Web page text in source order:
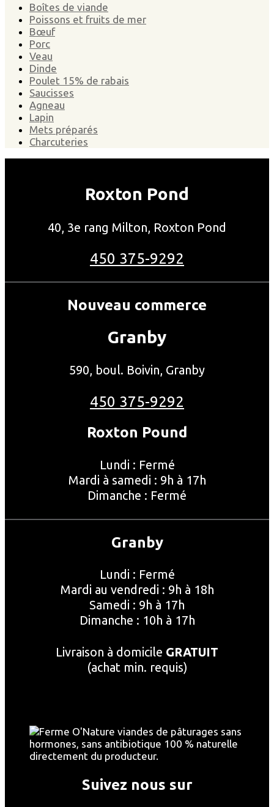
Boîtes de viande
Poissons et fruits de mer
Bœuf
Porc
Veau
Dinde
Poulet 15% de rabais
Saucisses
Agneau
Lapin
Mets préparés
Charcuteries
Roxton Pond
40, 3e rang Milton, Roxton Pond
450 375-9292
Nouveau commerce
Granby
590, boul. Boivin, Granby
450 375-9292
Roxton Pound
Lundi : Fermé
Mardi à samedi : 9h à 17h
Dimanche : Fermé
Granby
Lundi : Fermé
Mardi au vendredi : 9h à 18h
Samedi : 9h à 17h
Dimanche : 10h à 17h
Livraison à domicile GRATUIT
(achat min. requis)
Suivez nous sur